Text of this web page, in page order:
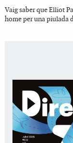
Vaig saber que Elliot
home per una piulada